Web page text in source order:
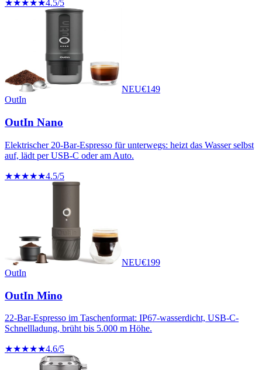
★★★★★4.5/5
NEU€149
OutIn
OutIn Nano
Elektrischer 20-Bar-Espresso für unterwegs: heizt das Wasser selbst
auf, lädt per USB-C oder am Auto.
★★★★★4.5/5
NEU€199
OutIn
OutIn Mino
22-Bar-Espresso im Taschenformat: IP67-wasserdicht, USB-C-
Schnellladung, brüht bis 5.000 m Höhe.
★★★★★4.6/5